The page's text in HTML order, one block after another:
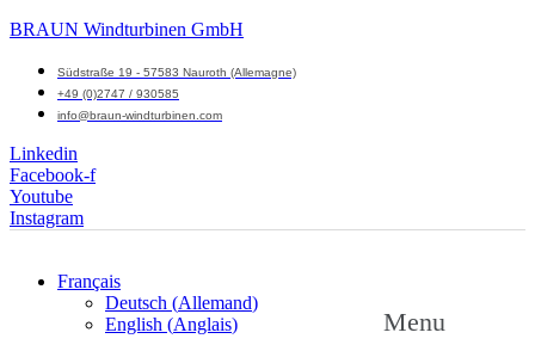
BRAUN Windturbinen GmbH
Südstraße 19 - 57583 Nauroth (Allemagne)
+49 (0)2747 / 930585
info@braun-windturbinen.com
Linkedin
Facebook-f
Youtube
Instagram
Français
Deutsch (Allemand)
English (Anglais) Menu